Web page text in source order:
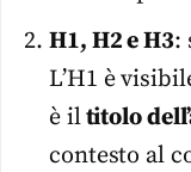
H1, H2 e H3:
L’H1 è
è iltitolo
contesto al